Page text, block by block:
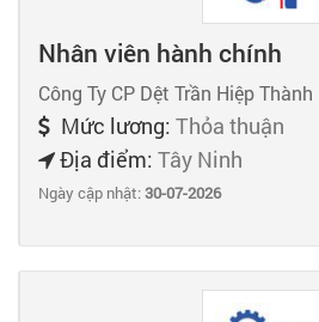
Nhân viên hành chính
Công Ty CP Dệt Trần Hiệp Thành
Mức lương: Thỏa thuận
Địa điểm: Tây Ninh
Ngày cập nhật:30-07-2026